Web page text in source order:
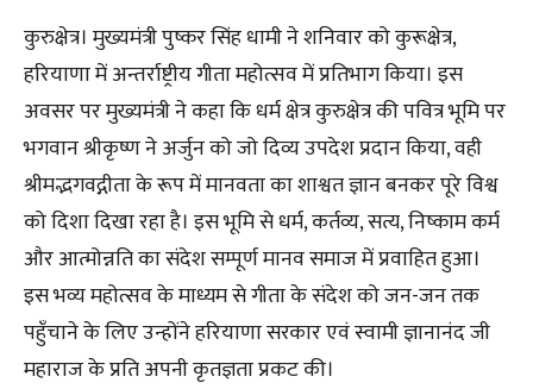
कुरुक्षेत्र। मुख्यमंत्री पुष्कर सिंह धामी ने शनिवार को कुरूक्षेत्र,
हरियाणा में अन्तर्राष्ट्रीय गीता महोत्सव में प्रतिभाग किया। इस
अवसर पर मुख्यमंत्री ने कहा कि धर्म क्षेत्र कुरुक्षेत्र की पवित्र भूमि पर
भगवान श्रीकृष्ण ने अर्जुन को जो दिव्य उपदेश प्रदान किया, वही
श्रीमद्भगवद्गीता के रूप में मानवता का शाश्वत ज्ञान बनकर पूरे विश्व
को दिशा दिखा रहा है। इस भूमि से धर्म, कर्तव्य, सत्य, निष्काम कर्म
और आत्मोन्नति का संदेश सम्पूर्ण मानव समाज में प्रवाहित हुआ।
इस भव्य महोत्सव के माध्यम से गीता के संदेश को जन-जन तक
पहुँचाने के लिए उन्होंने हरियाणा सरकार एवं स्वामी ज्ञानानंद जी
महाराज के प्रति अपनी कृतज्ञता प्रकट की।